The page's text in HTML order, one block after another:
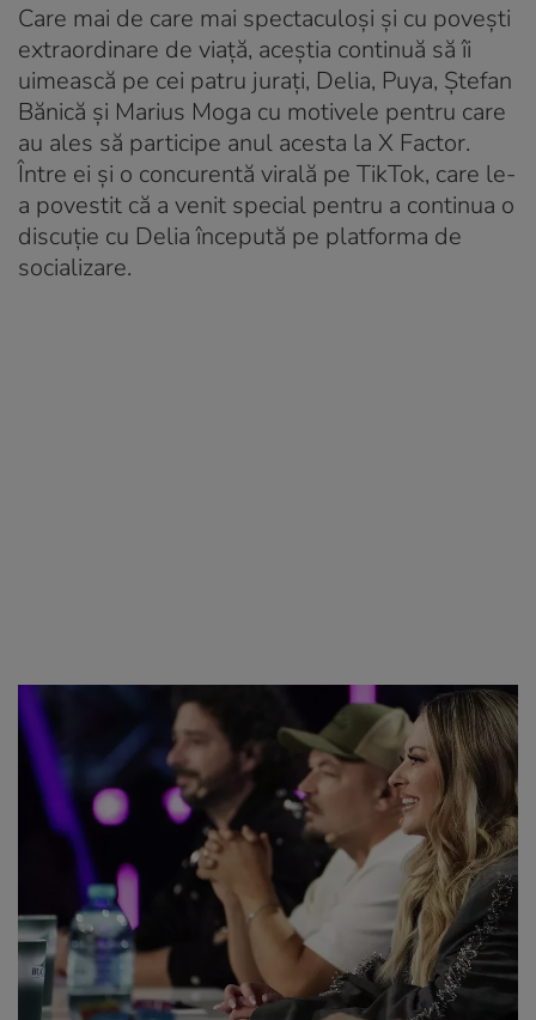
Care mai de care mai spectaculoşi şi cu poveşti
extraordinare de viaţă, aceştia continuă să îi
uimească pe cei patru juraţi, Delia, Puya, Ştefan
Bănică şi Marius Moga cu motivele pentru care
au ales să participe anul acesta la X Factor.
Între ei şi o concurentă virală pe TikTok, care le-
a povestit că a venit special pentru a continua o
discuţie cu Delia începută pe platforma de
socializare.